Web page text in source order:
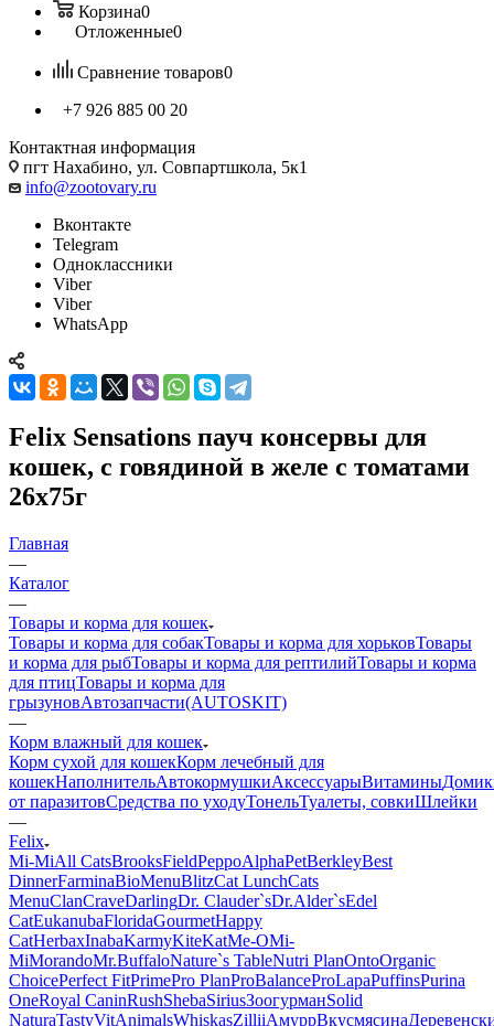
Корзина0
Отложенные0
Сравнение товаров0
+7 926 885 00 20
Контактная информация
пгт Нахабино, ул. Совпартшкола, 5к1
info@zootovary.ru
Вконтакте
Telegram
Одноклассники
Viber
Viber
WhatsApp
Felix Sensations пауч консервы для
кошек, с говядиной в желе с томатами
26х75г
Главная
—
Каталог
—
Товары и корма для кошек
Товары и корма для собакТовары и корма для хорьковТовары
и корма для рыбТовары и корма для рептилийТовары и корма
для птицТовары и корма для
грызуновАвтозапчасти(AUTOSKIT)
—
Корм влажный для кошек
Корм сухой для кошекКорм лечебный для
кошекНаполнительАвтокормушкиАксессуарыВитамины
от паразитовСредства по уходуТонельТуалеты, совкиШлейки
—
Felix
Mi-МiAll CatsBrooksFieldPeppoAlphaPetBerkleyBest
DinnerFarminaBioMenuBlitzCat LunchCats
MenuClanCraveDarlingDr. Clauder`sDr.Alder`sEdel
CatEukanubaFloridaGourmetHappy
CatHerbaxInabaKarmyKiteKatMe-OMi-
МiMorandoMr.BuffaloNature`s TableNutri PlanOntoOrganic
СhoicePerfect FitPrimePro PlanProBalanceProLapaPuffinsPurina
OneRoyal CaninRushShebaSiriusЗоогурманSolid
NaturaTastyVitAnimalsWhiskasZilliiАмуррВкусмясина